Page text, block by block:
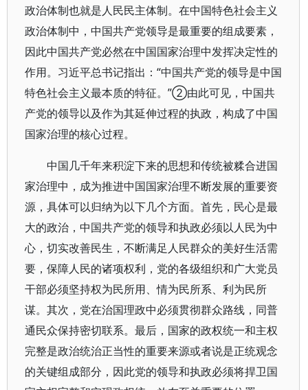
政治体制也就是人民民主体制。在中国特色社会主义
政治体制中，中国共产党领导是最重要的组成要素，
因此中国共产党必然在中国国家治理中发挥决定性的
作用。习近平总书记指出：“中国共产党的领导是中国
特色社会主义最本质的特征。”②由此可见，中国共
产党的领导以及作为其延伸过程的执政，构成了中国
国家治理的核心过程。
中国几千年来积淀下来的思想和传统被糅合进国
家治理中，成为推进中国国家治理不断发展的重要资
源，具体可以归纳为以下几个方面。首先，民心是最
大的政治，中国共产党的领导和执政必须以人民为中
心，切实改善民生，不断满足人民群众的美好生活需
要，保障人民的诸项权利，党的各级组织和广大党员
干部必须坚持权为民所用、情为民所系、利为民所
谋。其次，党在治国理政中必须贯彻群众路线，同普
通民众保持密切联系。最后，国家的政权统一和主权
完整是政治统治正当性的重要来源或者说是正统观念
的关键组成部分，因此党的领导和执政必须将捍卫国